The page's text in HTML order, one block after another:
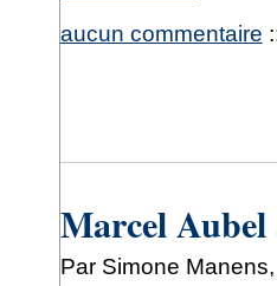
aucun commentaire
Marcel Aubel
Par Simone